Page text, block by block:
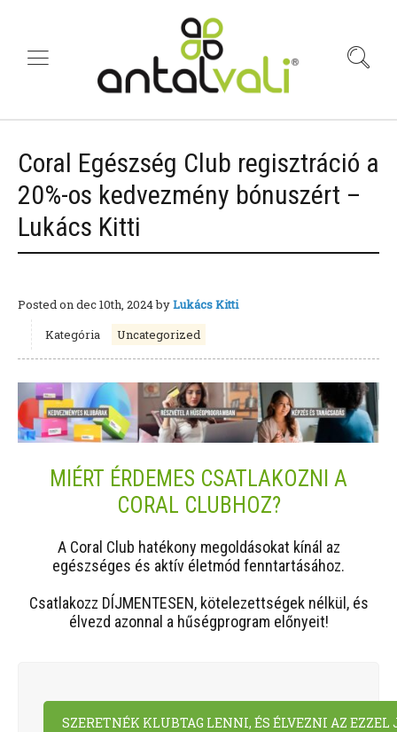
Coral Egészség Club regisztráció a
20%-os kedvezmény bónuszért –
Lukács Kitti
Posted ondec 10th, 2024byLukács Kitti
Kategória
Uncategorized
MIÉRT ÉRDEMES CSATLAKOZNI A
CORAL CLUBHOZ?
A Coral Club hatékony megoldásokat kínál az
egészséges és aktív életmód fenntartásához.
Csatlakozz DÍJMENTESEN, kötelezettségek nélkül, és
élvezd azonnal a hűségprogram előnyeit!
SZERETNÉK KLUBTAG LENNI, ÉS ÉLVEZNI AZ